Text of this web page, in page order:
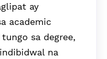
ay
academic
sa degree,
na